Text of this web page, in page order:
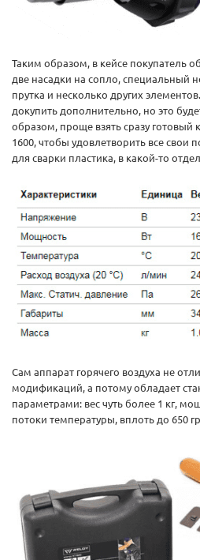
Таким образом, в кейсе покупатель
две насадки на сопло, специальный
прутка и несколько других
докупить дополнительно, но это
образом, проще взять сразу готовый
1600, чтобы удовлетворить все свои
для сварки пластика, в какой-то
Сам аппарат горячего воздуха не
модификаций, а потому обладает
параметрами: вес чуть более 1 кг,
потоки температуры, вплоть до 650